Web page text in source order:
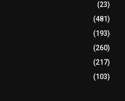
(23)
(481)
(193)
(260)
(217)
(103)